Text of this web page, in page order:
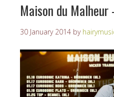
Maison du
30 January 2014 by